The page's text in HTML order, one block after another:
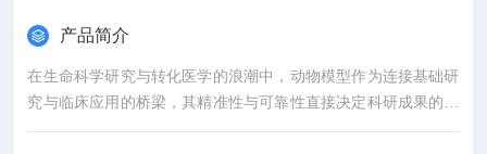
产品简介
在生命科学研究与转化医学的浪潮中，动物模型作为连接基础研
究与临床应用的桥梁，其精准性与可靠性直接决定科研成果的价
值。吉奥蓝图（JENNIO-LAB）深耕生物医学领域十余载，凭借